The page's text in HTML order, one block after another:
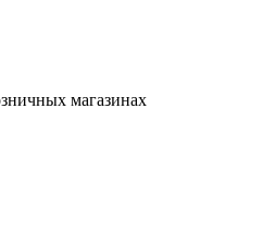
магазинах